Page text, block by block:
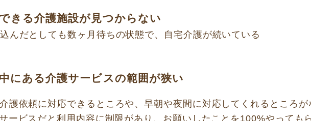
んだとしても数ヶ月待ちの状態で、自宅介護が続いている
きる介護施設が見つからない
護依頼に対応できるところや、早朝や夜間に対応してくれるところが
ービスだと利用内容に制限があり、お願いしたことを100%やっても
にある介護サービスの範囲が狭い